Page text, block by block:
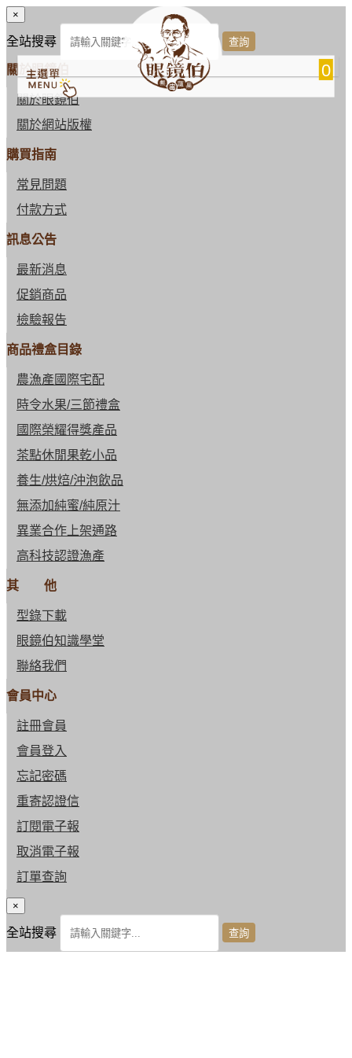
0
×
全站搜尋
關於眼鏡伯
關於眼鏡伯
關於網站版權
購買指南
常見問題
付款方式
訊息公告
最新消息
促銷商品
檢驗報告
商品禮盒目錄
農漁產國際宅配
時令水果/三節禮盒
國際榮耀得獎產品
茶點休閒果乾小品
養生/烘焙/沖泡飲品
無添加純蜜/純原汁
異業合作上架通路
高科技認證漁產
其 他
型錄下載
眼鏡伯知識學堂
聯絡我們
會員中心
註冊會員
會員登入
忘記密碼
重寄認證信
訂閱電子報
取消電子報
訂單查詢
×
全站搜尋